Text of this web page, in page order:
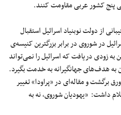
از دولت نوبنیاد اسرائیل استقبال
در شوروی در برابر بزرگترین کنیسه‌ی
۱۹۴۸). اما استالین به زودی دریافت که اسرائیل را نمی‌تواند
هدف‌های جهانگیرانه به خدمت بگیرد.
برگشت و مقاله‌ای در «پراودا» تغییر
داشت: «یهودیان شوروی، نه به